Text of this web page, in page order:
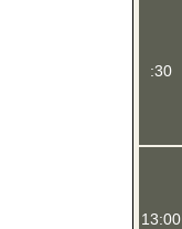
:30
13:00